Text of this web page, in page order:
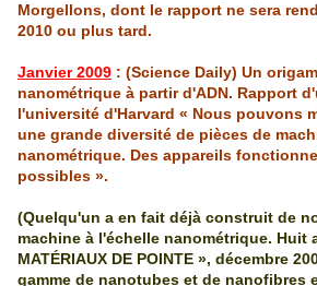
Morgellons, dont le rapport ne sera
2010 ou plus tard.
Janvier 2009 : (Science Daily) Un
nanométrique à partird'ADN. Rapport
l'université d'Harvard « Nous pouvons
une grande diversité de pièces de
nanométrique. Des appareils
possibles ».
(Quelqu'un a en fait déjà construit de
machine à l'échelle nanométrique. Huit
MATÉRIAUX DE POINTE », décembre
gamme de nanotubes et de nanofibres